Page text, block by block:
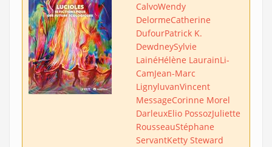
CalvoWendy
DelormeCatherine
DufourPatrick K.
DewdneySylvie
LainéHélène LaurainLi-
CamJean-Marc
LignyluvanVincent
MessageCorinne Morel
DarleuxElio PossozJuliette
RousseauStéphane
ServantKetty Steward